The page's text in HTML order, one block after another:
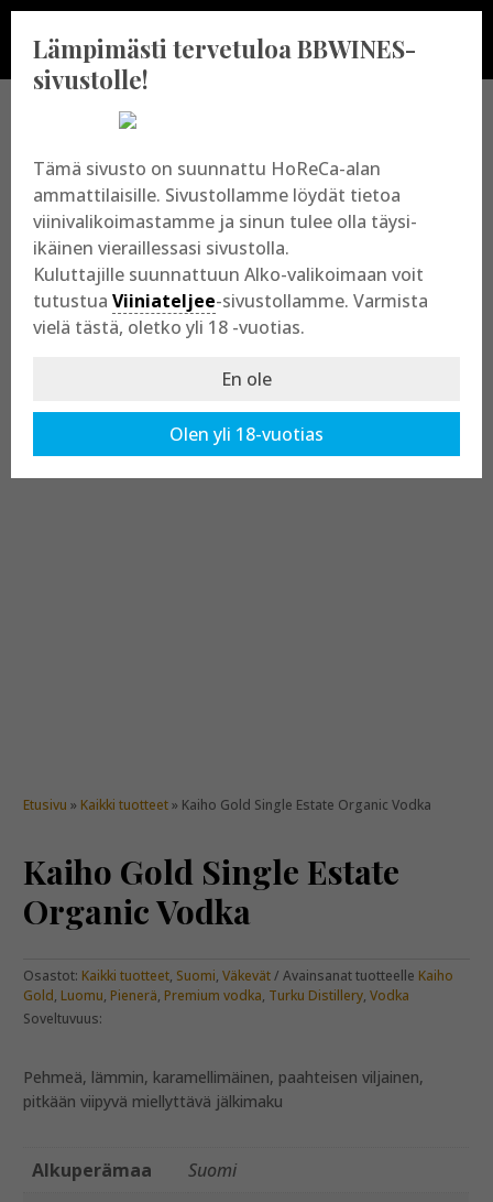
BBWINES OY
Vajossuonkatu 10
20360 Turku
y-tunnus: 2009865-8
Etusivu » Kaikki tuotteet» Kaiho Gold Single Estate Organic Vodka
Kaiho Gold Single Estate
Organic Vodka
Osastot: Kaikki tuotteet, Suomi,Väkevät Avainsanat tuotteelle Kaiho
Gold, Luomu, Pienerä, Premium vodka, Turku Distillery,Vodka
Soveltuvuus:
Pehmeä, lämmin, karamellimäinen, paahteisen viljainen,
pitkään viipyvä miellyttävä jälkimaku
Alkuperämaa
Suomi
Lämpimästi tervetuloa BBWINES-
sivustolle!
Tämä sivusto on suunnattu HoReCa-alan
ammattilaisille. Sivustollamme löydät tietoa
viinivalikoimastamme ja sinun tulee olla täysi-
ikäinen vieraillessasi sivustolla.
Kuluttajille suunnattuun Alko-valikoimaan voit
tutustua Viiniateljee-sivustollamme. Varmista
vielä tästä, oletko yli 18 -vuotias.
En ole
Olen yli 18-vuotias